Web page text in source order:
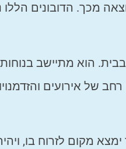
מכך. הדובונים
הוא מתיישב בנוחות
של אירועים
מקום לזרוח בו,